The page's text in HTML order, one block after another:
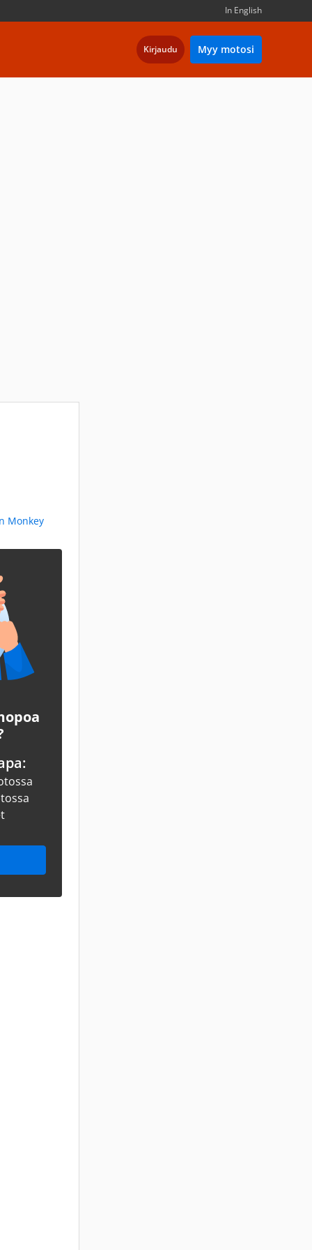
In English
Kirjaudu Myy motosi
Monkey